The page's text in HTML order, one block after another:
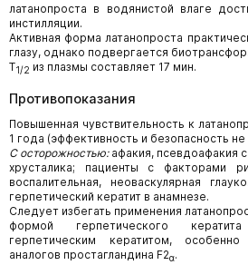
латанопроста в водянистой влаге
инстилляции.
Активная форма латанопроста
глазу, однако подвергается
T1/2 из плазмы составляет 17 мин.
Противопоказания
Повышенная чувствительность к
1 года (эффективность и безопасность
С осторожностью:афакия, псевдоафакия
хрусталика; пациенты с факторами
воспалительная, неоваскулярная
герпетический кератит в анамнезе.
Следует избегать применения
формой герпетического
герпетическим кератитом,
аналогов простагландина F2α.